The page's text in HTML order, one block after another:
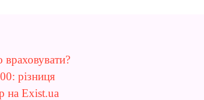
різниця
на Exist.ua